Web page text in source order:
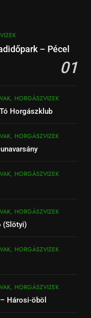
– Pécel
01
HORGÁSZVIZEK
Horgászklub
HORGÁSZVIZEK
HORGÁSZVIZEK
HORGÁSZVIZEK
(Slötyi)
HORGÁSZVIZEK
HORGÁSZVIZEK
Hárosi-öböl